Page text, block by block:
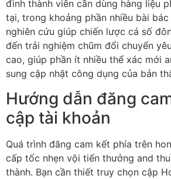
đình thành viên cần dùng hàng liệu
tại, trong khoảng phần nhiều bài
nghiên cứu giúp chiến lược cá số
đến trải nghiệm chũm đổi chuyển
cao, giúp phần ít nhiều thể xác mới
sung cập nhật công dụng của bản
Hướng dẫn đăng
cập tài khoản
Quá trình đăng cam kết phía trên
cấp tốc nhẹn vội tiến thưởng and
thành. Bạn cần thiết truy chọn cập